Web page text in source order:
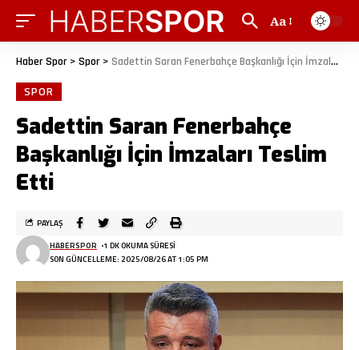
Aa
Haber Spor > Spor > Sadettin Saran Fenerbahçe Başkanlığı İçin İmzaları Teslim Etti
SPOR
Sadettin Saran Fenerbahçe
Başkanlığı İçin İmzaları Teslim
Etti
SON GÜNCELLEME: 2025/08/26 AT 1:05 PM
HABERSPOR 1 DK OKUMA SÜRESI
PAYLAŞ